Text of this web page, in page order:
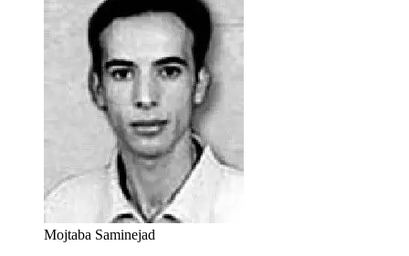
Mojtaba Saminejad